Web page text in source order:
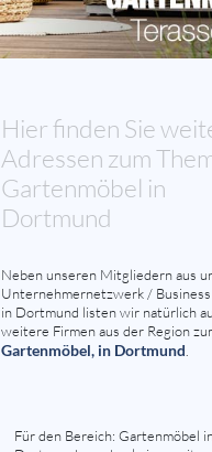
Hier finden Sie
Adressen zum
Gartenmöbel in
Dortmund
Neben unseren Mitgliedern aus
Unternehmernetzwerk /
in Dortmund listen wir natürlich
weitere Firmen aus der Region
Gartenmöbel, in Dortmund
Für den Bereich: Gartenmöbel